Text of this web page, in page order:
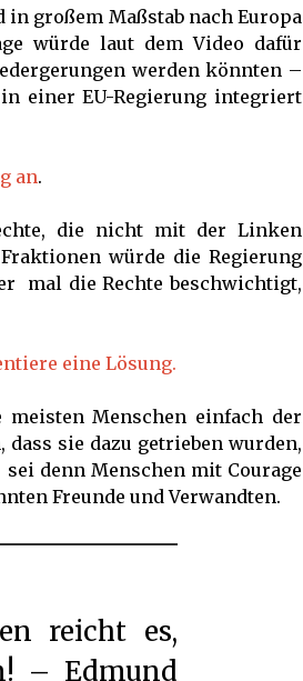
in großem Maßstab nach Europa
würde laut dem Video dafür
werden könnten –
einer EU-Regierung integriert
an.
die nicht mit der Linken
würde die Regierung
mal die Rechte beschwichtigt,
eine Lösung.
meisten Menschen einfach der
sie dazu getrieben wurden,
denn Menschen mit Courage
Freunde und Verwandten.
– Edmund